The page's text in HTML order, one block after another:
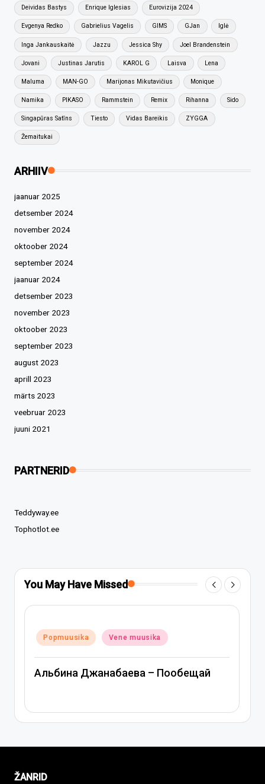
Deividas Bastys Enrique Iglesias Eurovizija 2024
Evgenya Redko Gabrielius Vagelis GIMS GJan Iglė
Inga Jankauskaitė Jazzu Jessica Shy Joel Brandenstein
Jovani Justinas Jarutis KAROL G Laisva Lena
Maluma MAN-GO Marijonas Mikutavičius Monique
Namika PIKASO Rammstein Remix Rihanna Sido
Singapūras Satīns Tiesto Vidas Bareikis ZYGGA
Žemaitukai
ARHIIV
jaanuar 2025
detsember 2024
november 2024
oktoober 2024
september 2024
jaanuar 2024
detsember 2023
november 2023
oktoober 2023
september 2023
august 2023
aprill 2023
märts 2023
veebruar 2023
juuni 2021
PARTNERID
Teddyway.ee
Tophotlot.ee
You May Have Missed
– Пообещай
in
Popmuusika
Митя Фомин и Альбина
Спасибо, сердце
ŽANRID